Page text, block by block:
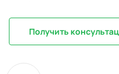
Получить